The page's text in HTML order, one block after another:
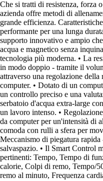
Che si tratti di resistenza, forza
azienda offre metodi di
grande efficienza.
performante per una lunga
supporto innovativo e ampio
acqua e magnetico senza
tecnologia più moderna. • La
in modo doppio - tramite il
attraverso una regolazione della
computer. • Dotato di un
un controllo preciso e una
serbatoio d'acqua extra-large
un lavoro intenso. •
da computer per un'intensità di
comoda con rulli a sfera per
Meccanismo di piegatura
salvaspazio. • Il Smart Control
pertinenti: Tempo, Tempo di
calorie, Colpi di remo, Tempo/
remo al minuto, Frequenza